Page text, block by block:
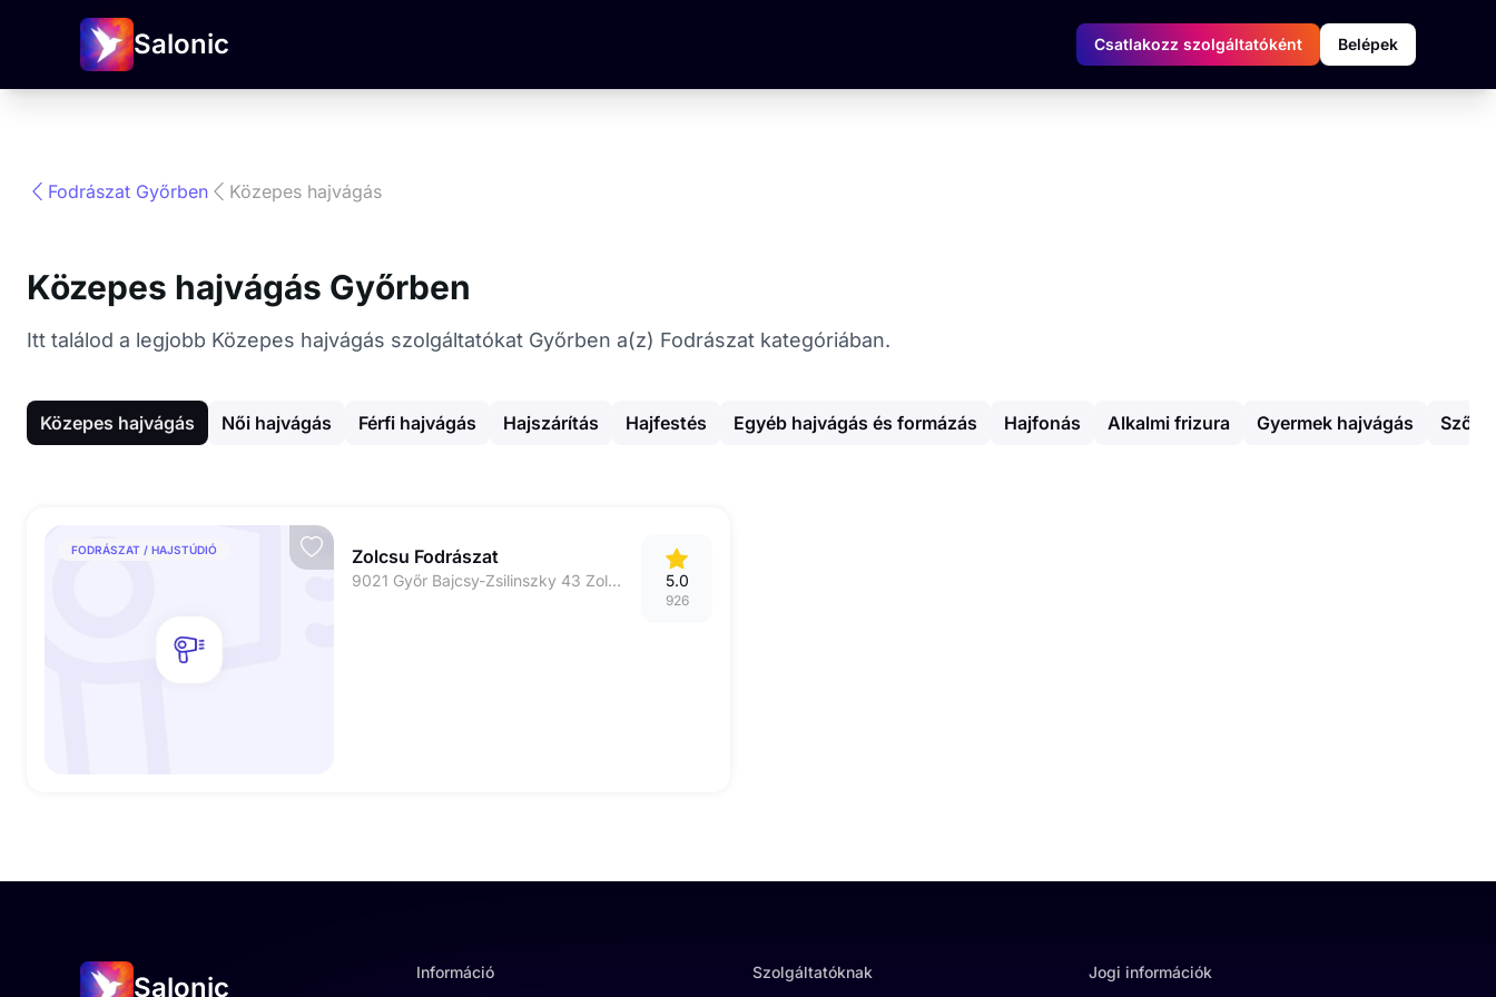
Salonic Csatlakozz szolgáltatóként Belépek
Fodrászat Győrben Közepes hajvágás
Közepes hajvágás Győrben
Itt találod a legjobb Közepes hajvágás szolgáltatókat Győrben a(z) Fodrászat kategóriában.
Közepes hajvágás Női hajvágás Férfi hajvágás Hajszárítás Hajfestés Egyéb hajvágás és formázás Hajfonás Alkalmi frizura Gyermek hajvágás
FODRÁSZAT / HAJSTÚDIÓ Zolcsu Fodrászat
9021 Győr Bajcsy-Zsilinszky 43 Zolcsu Fodrászat 5.0
926
Salonic Információ Szolgáltatóknak Jogi információk